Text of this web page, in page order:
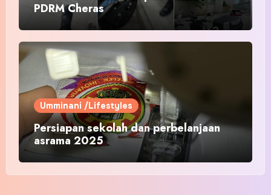
PDRM Cheras
Umminani /Lifestyles
Persiapan sekolah dan perbelanjaan
asrama 2025